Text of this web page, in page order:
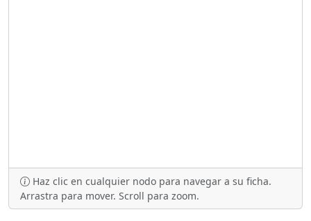
Haz clic en cualquier nodo para navegar a su ficha.
Arrastra para mover. Scroll para zoom.